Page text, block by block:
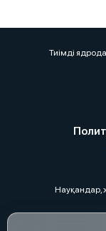
Тиімді
Науқандар,